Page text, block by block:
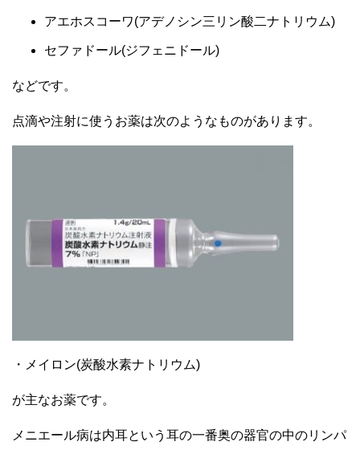
アエホスコーワ(アデノシン三リン酸二ナトリウム)
セファドール(ジフェニドール)
などです。
点滴や注射に使うお薬は次のようなものがあります。
・メイロン(炭酸水素ナトリウム)
が主なお薬です。
メニエール病は内耳という耳の一番奥の器官の中のリンパ